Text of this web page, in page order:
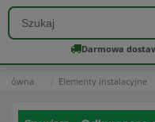
Darmowa
główna Elementy instalacyjne